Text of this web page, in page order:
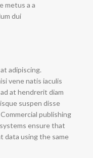
metus a a
dui
adipiscing.
vene natis iaculis
at hendrerit diam
suspen disse
publishing
ensure that
data using the same